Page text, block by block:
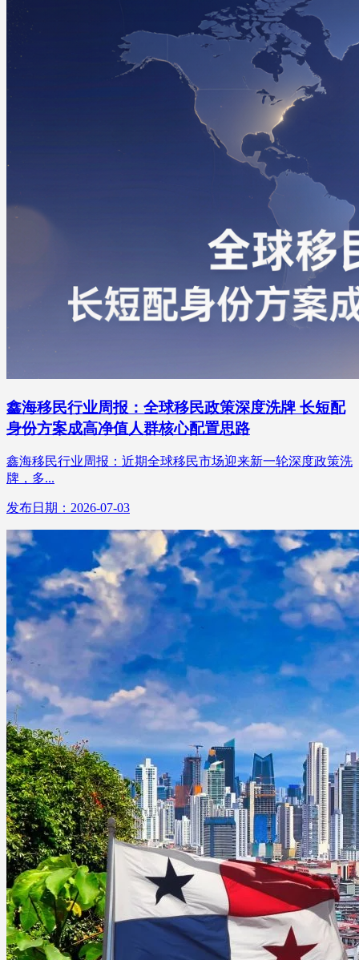
鑫海移民行业周报：全球移民政策深度洗牌 长短配
身份方案成高净值人群核心配置思路
鑫海移民行业周报：近期全球移民市场迎来新一轮深度政策洗
牌，多...
发布日期：2026-07-03